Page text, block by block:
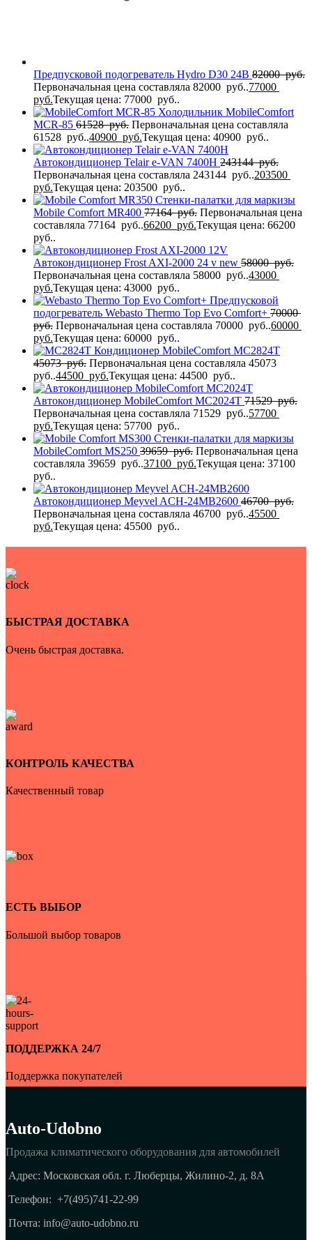
Предпусковой подогреватель Hydro D30 24В 82000руб.
Первоначальная цена составляла 82000 руб..77000
руб.Текущая цена: 77000 руб..
Холодильник MobileComfort
MCR-85 61528руб. Первоначальная цена составляла
61528 руб..40900 руб.Текущая цена: 40900 руб..
Автокондиционер Telair e-VAN 7400H 243144руб.
Первоначальная цена составляла 243144 руб..203500
руб.Текущая цена: 203500 руб..
Стенки-палатки для маркизы
Mobile Comfort MR400 77164руб. Первоначальная цена
составляла 77164 руб..66200 руб.Текущая цена: 66200
руб..
Автокондиционер Frost AXI-2000 24 v new 58000руб.
Первоначальная цена составляла 58000 руб..43000
руб.Текущая цена: 43000 руб..
Предпусковой
подогреватель Webasto Thermo Top Evo Comfort+ 70000
руб. Первоначальная цена составляла 70000 руб..60000
руб.Текущая цена: 60000 руб..
Кондиционер MobileComfort MC2824T
45073руб. Первоначальная цена составляла 45073
руб..44500 руб.Текущая цена: 44500 руб..
Автокондиционер MobileComfort MC2024T 71529руб.
Первоначальная цена составляла 71529 руб..57700
руб.Текущая цена: 57700 руб..
Стенки-палатки для маркизы
MobileComfort MS250 39659руб. Первоначальная цена
составляла 39659 руб..37100 руб.Текущая цена: 37100
руб..
Автокондиционер Meyvel ACH-24MB2600 46700руб.
Первоначальная цена составляла 46700 руб..45500
руб.Текущая цена: 45500 руб..
БЫСТРАЯ ДОСТАВКА
Очень быстрая доставка.
КОНТРОЛЬ КАЧЕСТВА
Качественный товар
ЕСТЬ ВЫБОР
Большой выбор товаров
ПОДДЕРЖКА 24/7
Поддержка покупателей
Auto-Udobno
Продажа климатического оборудования для автомобилей
Адрес: Московская обл. г. Люберцы, Жилино-2, д. 8A
Телефон: +7(495)741-22-99
Почта: info@auto-udobno.ru